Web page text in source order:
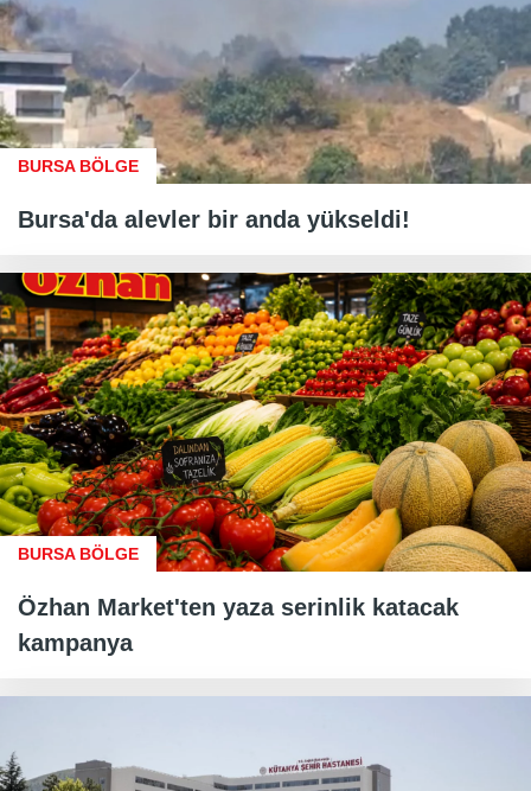
BURSA BÖLGE
Bursa'da alevler bir anda yükseldi!
BURSA BÖLGE
Özhan Market'ten yaza serinlik katacak
kampanya